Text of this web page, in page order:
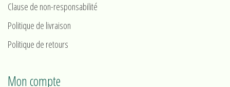
Clause de non-responsabilité
Politique de livraison
Politique de retours
Mon compte